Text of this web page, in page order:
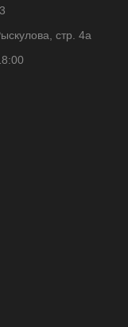
стр. 4а